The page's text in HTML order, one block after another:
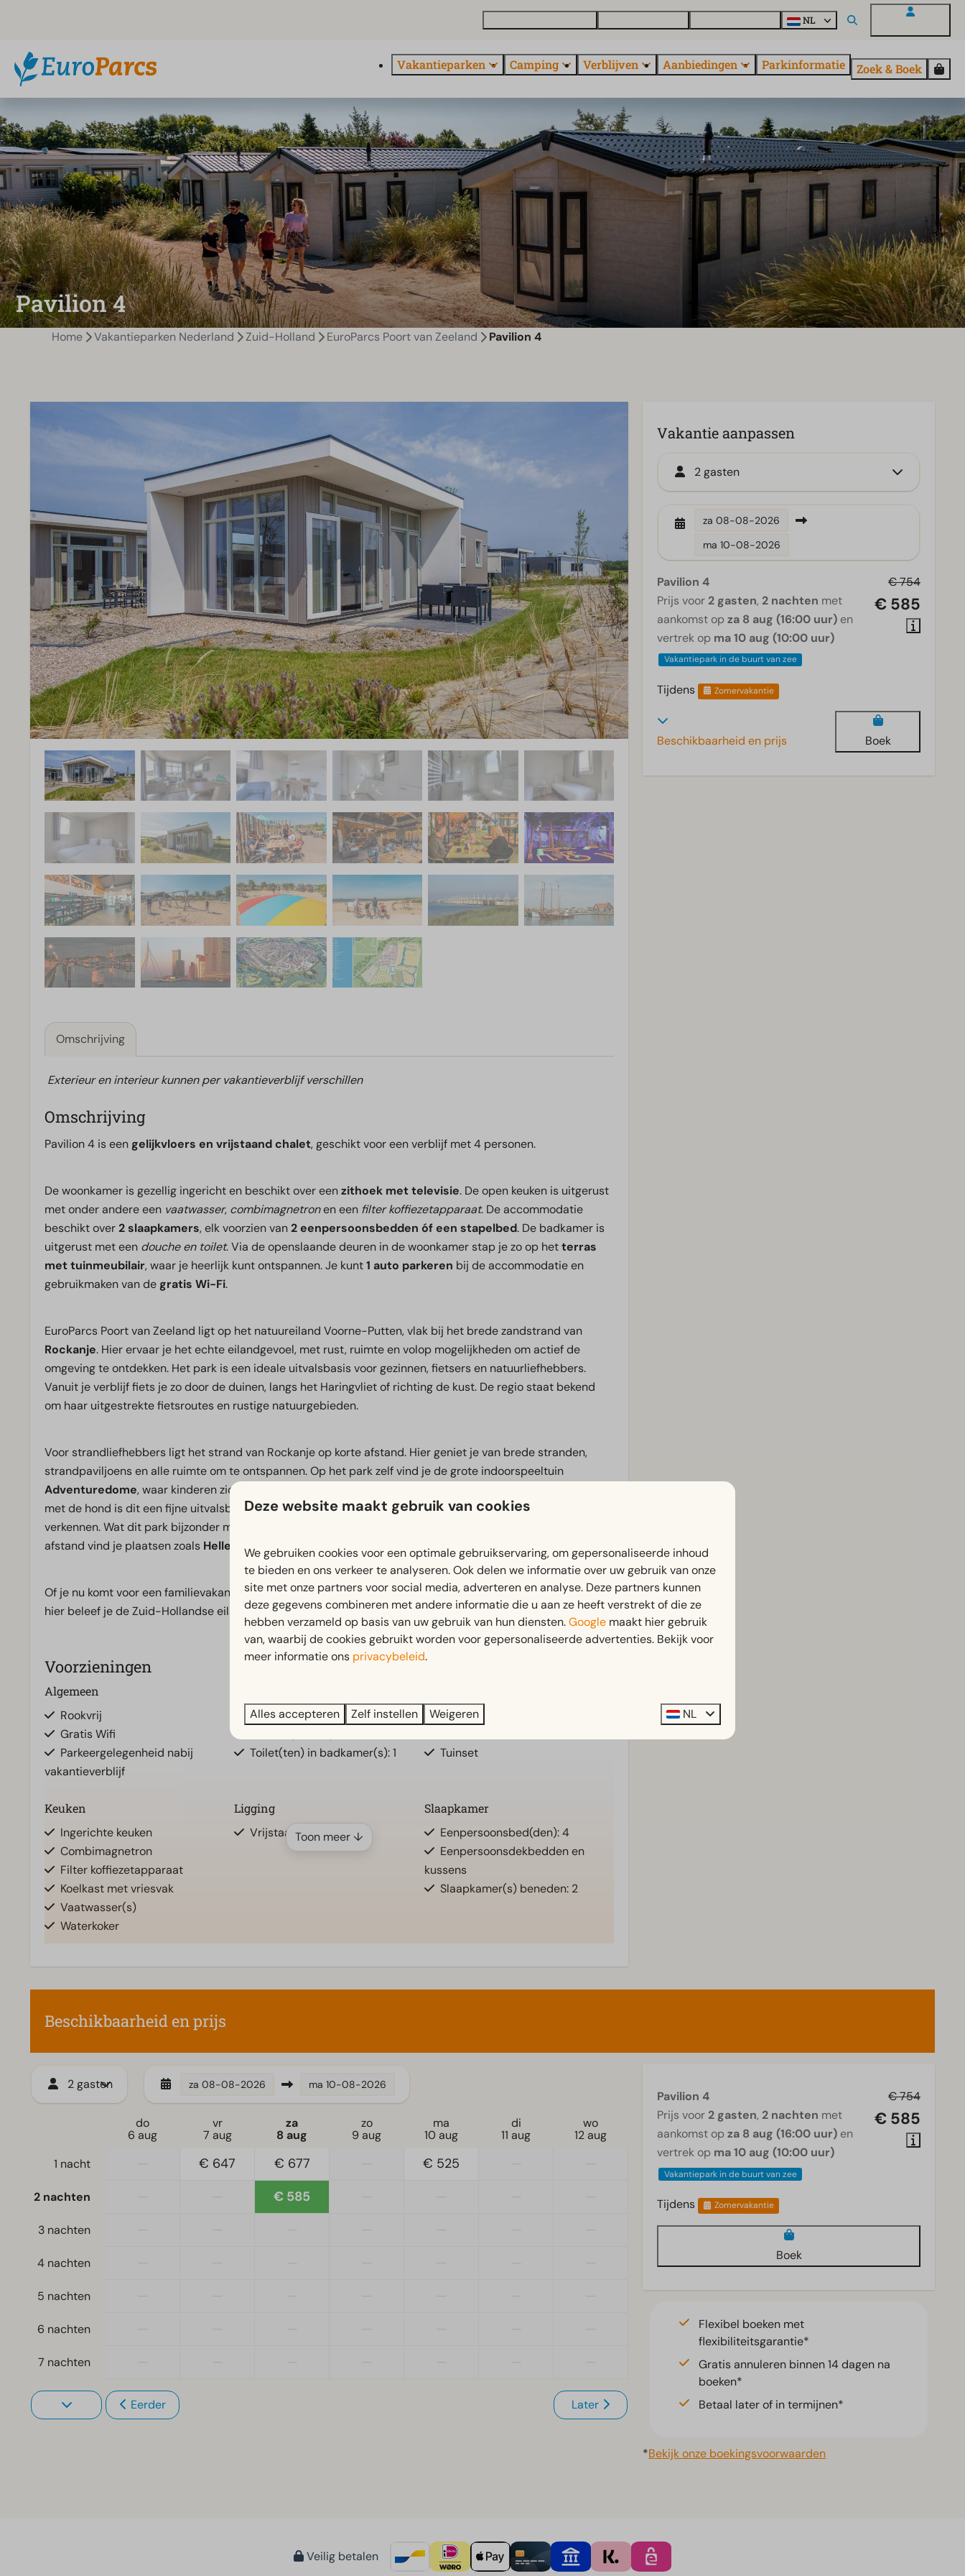
NL
Vakantieparken Camping Verblijven Aanbiedingen Parkinformatie Zoek & Boek
Pavilion 4
Home Vakantieparken Nederland Zuid-Holland EuroParcs Poort van Zeeland Pavilion 4
Omschrijving
Exterieur en interieur kunnen per vakantieverblijf verschillen
Omschrijving
Pavilion 4 is een gelijkvloers en vrijstaand chalet, geschikt voor een verblijf met 4 personen.
De woonkamer is gezellig ingericht en beschikt over eenzithoek met televisie. De open keuken is uitgerust
met onder andere een vaatwasser, combimagnetronen een filter koffiezetapparaat. De accommodatie
beschikt over2 slaapkamers, elk voorzien van2 eenpersoonsbedden óf een stapelbed. De badkamer is
uitgerust met een douche en toilet. Via de openslaande deuren in de woonkamer stap je zo op hetterras
met tuinmeubilair, waar je heerlijk kunt ontspannen. Je kunt1 auto parkeren bij de accommodatie en
gebruikmaken van de gratis Wi-Fi.
EuroParcs Poort van Zeeland ligt op het natuureiland Voorne-Putten, vlak bij het brede zandstrand van
Rockanje. Hier ervaar je het echte eilandgevoel, met rust, ruimte en volop mogelijkheden om actief de
omgeving te ontdekken. Het park is een ideale uitvalsbasis voor gezinnen, fietsers en natuurliefhebbers.
Vanuit je verblijf fiets je zo door de duinen, langs het Haringvliet of richting de kust. De regio staat bekend
om haar uitgestrekte fietsroutes en rustige natuurgebieden.
Voor strandliefhebbers ligt het strand van Rockanje op korte afstand. Hier geniet je van brede stranden,
strandpaviljoens en alle ruimte om te ontspannen. Op het park zelf vind je de grote indoorspeeltuin
Adventuredome, waar kinderen zich urenlang kunnen vermaken, ongeacht het weer. Ook voor een verblijf
met de hond is dit een fijne uitvalsbasis, met volop mogelijkheden om samen de natuur en kust te
verkennen. Wat dit park bijzonder maakt, is de combinatie van rust, strand en bereikbaarheid. Binnen korte
afstand vind je plaatsen zoals Hellevoetsluis , terwijl je toch verblijft in een rustige, groene omgeving.
Of je nu komt voor een familievakantie, een verblijf met vrienden of een ontspannen weekend aan de kust,
hier beleef je de Zuid-Hollandse eilanden op z’n best.
Voorzieningen
Algemeen
Rookvrij
Gratis Wifi
Parkeergelegenheid nabij
vakantieverblijf
Badkamer(s) beneden: 1
Toilet(ten) in badkamer(s): 1
Terras
Tuinset
Keuken
Ingerichte keuken
Combimagnetron
Filter koffiezetapparaat
Koelkast met vriesvak
Vaatwasser(s)
Waterkoker
Ligging
Vrijstaand
Slaapkamer
Eenpersoonsbed(den): 4
Eenpersoonsdekbedden en
kussens
Slaapkamer(s) beneden: 2
Gelijkvloers
Televisie
Toon meer ↓
Vakantie aanpassen
2 gasten
za 08-08-2026
ma 10-08-2026
€ 754
€ 585
Pavilion 4
Prijs voor 2 gasten, 2 nachten met
aankomst opza 8 aug (16:00 uur) en
vertrek op ma 10 aug (10:00 uur)
Vakantiepark in de buurt van zee
Tijdens Zomervakantie
Beschikbaarheid en prijs Boek
Beschikbaarheid en prijs
2 gasten za 08-08-2026 ma 10-08-2026
do
6 aug
vr
7 aug
za
8 aug
zo
9 aug
ma
10 aug
di
11 aug
wo
12 aug
1 nacht
€ 647 € 677 € 525
2 nachten € 585
3 nachten
4 nachten
5 nachten
6 nachten
7 nachten
Eerder Later
€ 754
€ 585
Pavilion 4
Prijs voor 2 gasten, 2 nachten met
aankomst opza 8 aug (16:00 uur) en
vertrek op ma 10 aug (10:00 uur)
Vakantiepark in de buurt van zee
Tijdens Zomervakantie
Boek
Flexibel boeken met
flexibiliteitsgarantie*
Gratis annuleren binnen 14 dagen na
boeken*
Betaal later of in termijnen*
*Bekijk onze boekingsvoorwaarden
Veilig betalen
Deze website maakt gebruik van cookies
We gebruiken cookies voor een optimale gebruikservaring, om gepersonaliseerde inhoud
te bieden en ons verkeer te analyseren. Ook delen we informatie over uw gebruik van onze
site met onze partners voor social media, adverteren en analyse. Deze partners kunnen
deze gegevens combineren met andere informatie die u aan ze heeft verstrekt of die ze
hebben verzameld op basis van uw gebruik van hun diensten.Google maakt hier gebruik
van, waarbij de cookies gebruikt worden voor gepersonaliseerde advertenties. Bekijk voor
meer informatie ons privacybeleid.
Alles accepteren Zelf instellen Weigeren NL